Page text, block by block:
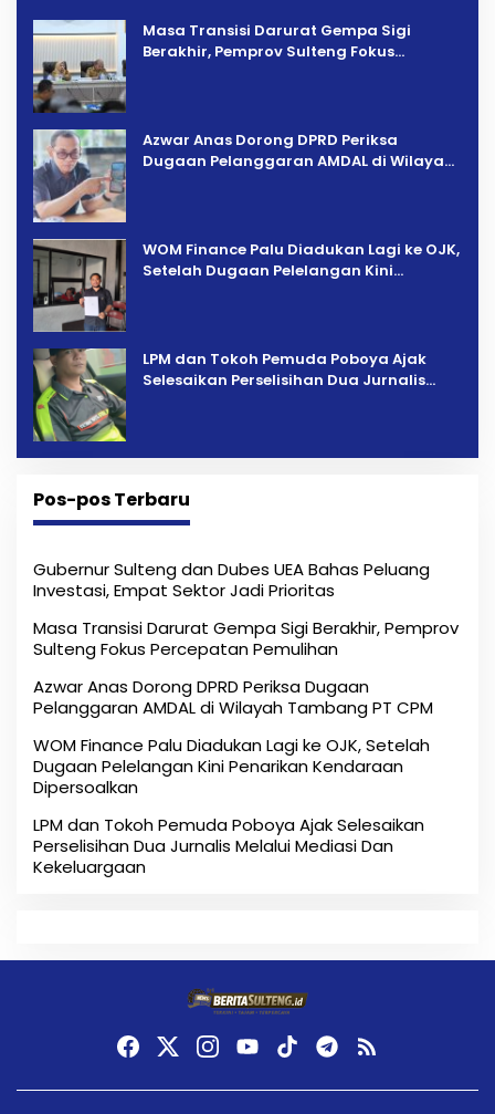
Masa Transisi Darurat Gempa Sigi
Berakhir, Pemprov Sulteng Fokus
Azwar Anas Dorong DPRD Periksa
Dugaan Pelanggaran AMDAL di Wilayah
‎WOM Finance Palu Diadukan Lagi ke OJK,
Setelah Dugaan Pelelangan Kini
LPM dan Tokoh Pemuda Poboya Ajak
Selesaikan Perselisihan Dua Jurnalis
Pos-pos Terbaru
Gubernur Sulteng dan Dubes UEA Bahas Peluang
Investasi, Empat Sektor Jadi Prioritas
Masa Transisi Darurat Gempa Sigi Berakhir, Pemprov
Sulteng Fokus Percepatan Pemulihan
Azwar Anas Dorong DPRD Periksa Dugaan
Pelanggaran AMDAL di Wilayah Tambang PT CPM
‎WOM Finance Palu Diadukan Lagi ke OJK, Setelah
Dugaan Pelelangan Kini Penarikan Kendaraan
Dipersoalkan ‎
LPM dan Tokoh Pemuda Poboya Ajak Selesaikan
Perselisihan Dua Jurnalis Melalui Mediasi Dan
Kekeluargaan